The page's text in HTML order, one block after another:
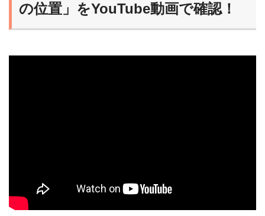
の位置」をYouTube動画で確認！